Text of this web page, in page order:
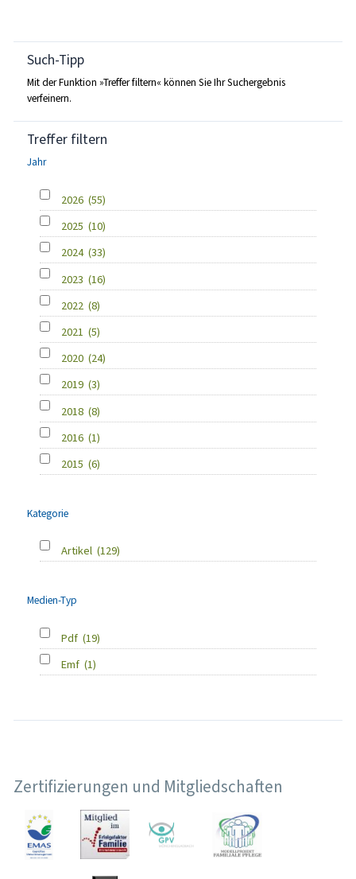
Such-Tipp
Mit der Funktion »Treffer filtern« können Sie Ihr Suchergebnis
verfeinern.
Treffer filtern
Jahr
2026 (55)
2025 (10)
2024 (33)
2023 (16)
2022 (8)
2021 (5)
2020 (24)
2019 (3)
2018 (8)
2016 (1)
2015 (6)
Kategorie
Artikel (129)
Medien-Typ
Pdf (19)
Emf (1)
Zertifizierungen und Mitgliedschaften